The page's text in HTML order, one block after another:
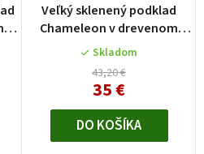
Veľký sklenený podklad
Chameleon v drevenom
rámčeku
Skladom
43,20 €
35 €
DO KOŠÍKA